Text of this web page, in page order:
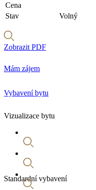
Cena
Stav
Volný
Zobrazit PDF
Mám zájem
Vybavení bytu
Vizualizace bytu
Standardní vybavení